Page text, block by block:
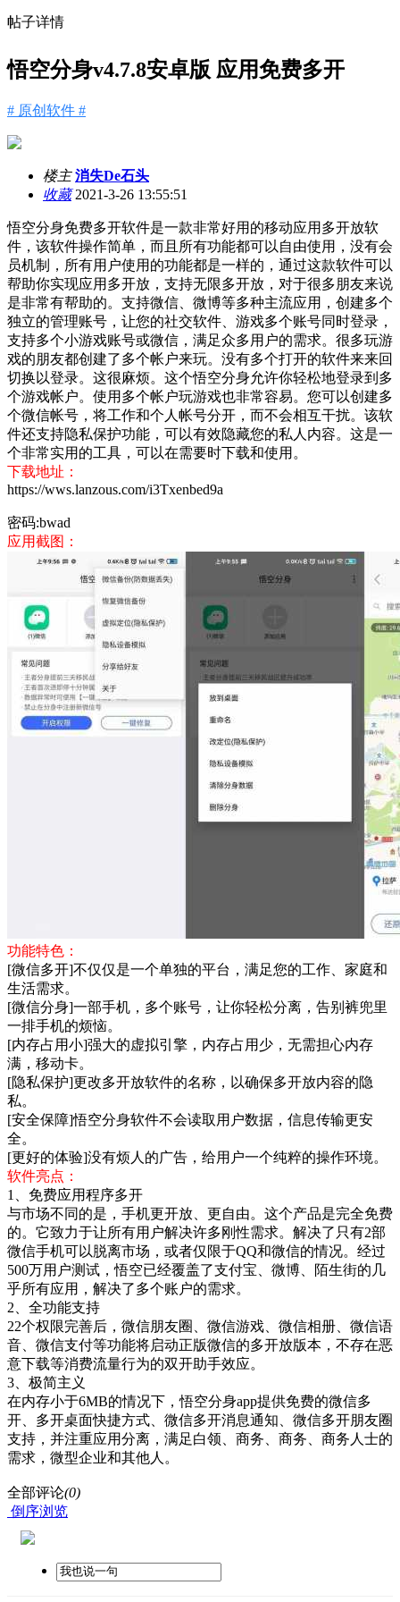
帖子详情
悟空分身v4.7.8安卓版 应用免费多开
# 原创软件 #
楼主 消失De石头
收藏2021-3-26 13:55:51
悟空分身免费多开软件是一款非常好用的移动应用多开放软
件，该软件操作简单，而且所有功能都可以自由使用，没有会
员机制，所有用户使用的功能都是一样的，通过这款软件可以
帮助你实现应用多开放，支持无限多开放，对于很多朋友来说
是非常有帮助的。支持微信、微博等多种主流应用，创建多个
独立的管理账号，让您的社交软件、游戏多个账号同时登录，
支持多个小游戏账号或微信，满足众多用户的需求。很多玩游
戏的朋友都创建了多个帐户来玩。没有多个打开的软件来来回
切换以登录。这很麻烦。这个悟空分身允许你轻松地登录到多
个游戏帐户。使用多个帐户玩游戏也非常容易。您可以创建多
个微信帐号，将工作和个人帐号分开，而不会相互干扰。该软
件还支持隐私保护功能，可以有效隐藏您的私人内容。这是一
个非常实用的工具，可以在需要时下载和使用。
下载地址：
https://wws.lanzous.com/i3Txenbed9a
密码:bwad
应用截图：
功能特色：
[微信多开]不仅仅是一个单独的平台，满足您的工作、家庭和
生活需求。
[微信分身]一部手机，多个账号，让你轻松分离，告别裤兜里
一排手机的烦恼。
[内存占用小]强大的虚拟引擎，内存占用少，无需担心内存
满，移动卡。
[隐私保护]更改多开放软件的名称，以确保多开放内容的隐
私。
[安全保障]悟空分身软件不会读取用户数据，信息传输更安
全。
[更好的体验]没有烦人的广告，给用户一个纯粹的操作环境。
软件亮点：
1、免费应用程序多开
与市场不同的是，手机更开放、更自由。这个产品是完全免费
的。它致力于让所有用户解决许多刚性需求。解决了只有2部
微信手机可以脱离市场，或者仅限于QQ和微信的情况。经过
500万用户测试，悟空已经覆盖了支付宝、微博、陌生街的几
乎所有应用，解决了多个账户的需求。
2、全功能支持
22个权限完善后，微信朋友圈、微信游戏、微信相册、微信语
音、微信支付等功能将启动正版微信的多开放版本，不存在恶
意下载等消费流量行为的双开助手效应。
3、极简主义
在内存小于6MB的情况下，悟空分身app提供免费的微信多
开、多开桌面快捷方式、微信多开消息通知、微信多开朋友圈
支持，并注重应用分离，满足白领、商务、商务、商务人士的
需求，微型企业和其他人。
全部评论(0)
倒序浏览